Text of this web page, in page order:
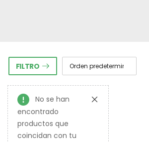
FILTRO
No se han
encontrado
productos que
coincidan con tu